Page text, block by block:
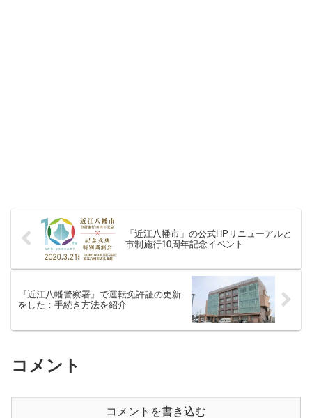
「近江八幡市」の公式HPリニューアルと
市制施行10周年記念イベント
『近江八幡警察署』で運転免許証の更新
をした：手続き方法を紹介
コメント
コメントを書き込む